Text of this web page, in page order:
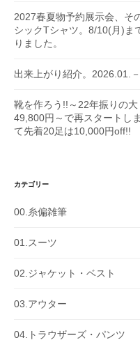
2027春夏物予約展示会、そ
シックTシャツ。8/10(月)ま
りました。
出来上がり紹介。2026.01.
靴を作ろう!!～22年振りの
49,800円～で再スタートし
て先着20足は10,000円off!!
カテゴリー
00.糸偏雑筆
01.スーツ
02.ジャケット・ベスト
03.アウター
04.トラウザーズ・パンツ